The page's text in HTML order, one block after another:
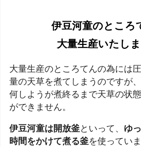
伊豆河童のところ
大量生産いたし
大量生産のところてんの為には
量の天草を煮てしまうのですが
何しようが煮終るまで天草の状
ができません。
伊豆河童は開放釜といって、 ゆ
時間をかけて煮る釜を使っていま